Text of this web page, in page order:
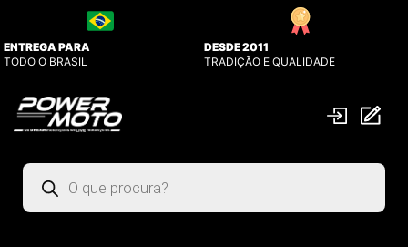
ENTREGA PARA
TODO O BRASIL
DESDE 2011
TRADIÇÃO E QUALIDADE
Pesquisar
produtos